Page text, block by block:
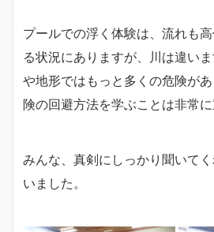
プールでの浮く体験は、流れも
る状況にありますが、川は違い
や地形ではもっと多くの危険が
険の回避方法を学ぶことは非常に
みんな、真剣にしっかり聞いて
いました。